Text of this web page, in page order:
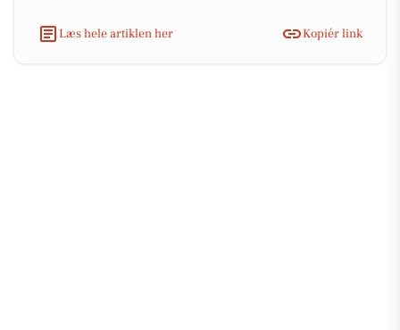
Læs hele artiklen her Kopiér link